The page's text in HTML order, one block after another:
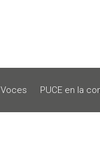
Voces PUCE en la